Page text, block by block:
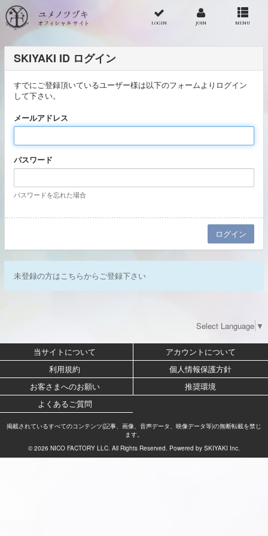
LOGIN JOIN MENU
SKIYAKI ID ログイン
すでにご登録頂いているユーザー様は以下のフォームよりログイン
して下さい。
メールアドレス
パスワード
パスワードを忘れた場合
未登録の方はこちらからご登録下さい
Select Language ▼
当サイトについて
アカウントについて
利用規約
個人情報保護方針
お客さまへのお願い
推奨環境
よくあるご質問
掲載されているすべてのコンテンツ(記事、画像、音声データ、映像データ等)の無断転載を禁じ
ます。
© 2026 NICO FACTORY LLC. All Rights Reserved. Powered by SKIYAKI Inc.